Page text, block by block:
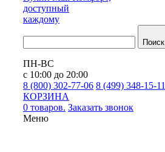
доступный
каждому
Поиск
ПН-ВС
с 10:00 до 20:00
8 (800) 302-77-06 8 (499) 348-15-11
КОРЗИНА
0 товаров. Заказать звонок
Меню